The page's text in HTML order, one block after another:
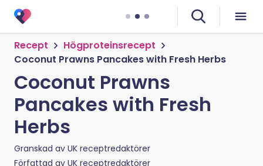
Recept
Högproteinsrecept
Coconut Prawns Pancakes with Fresh Herbs
Coconut Prawns
Pancakes with Fresh
Herbs
Granskad av UK receptredaktörer
Författad av UK receptredaktörer